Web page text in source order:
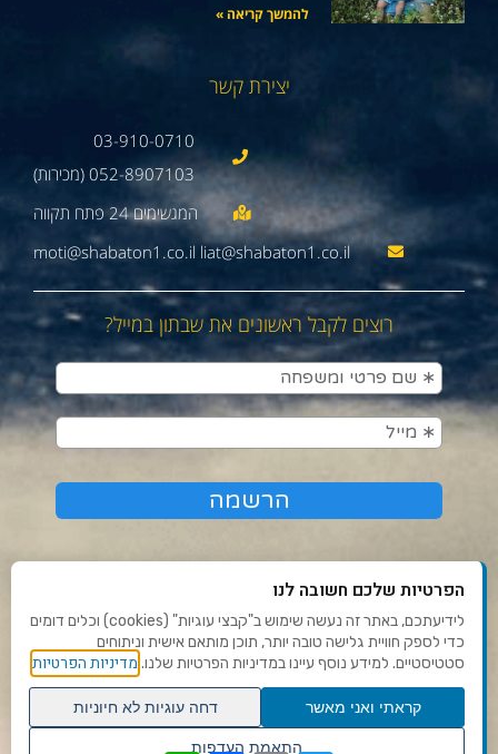
להמשך קריאה »
יצירת קשר
03-910-0710
052-8907103 (מכירות)
moti@shabaton1.co.il liat@shabaton1.co.il
רוצים לקבל ראשונים את שבתון במייל?
תנאי שימוש ומדיניות פרטיות
פנו אלינו
הצהרת נגישות
הפרטיות שלכם חשובה לנו
לידיעתכם, באתר זה נעשה שימוש ב"קבצי עוגיות" (cookies) וכלים דומים
כדי לספק חוויית גלישה טובה יותר, תוכן מותאם אישית וניתוחים
סטטיסטיים. למידע נוסף עיינו במדיניות הפרטיות שלנו. מדיניות הפרטיות
קראתי ואני מאשר
דחה עוגיות לא חיוניות
התאמת העדפות